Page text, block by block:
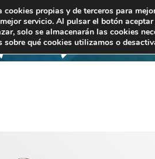
propias y de terceros para
servicio. Al pulsar el botón
solo se almacenarán las cookies
sobre qué cookies utilizamos o